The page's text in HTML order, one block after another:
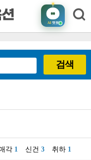
AI챗봇
검색
각 1 신건 3 취하 1